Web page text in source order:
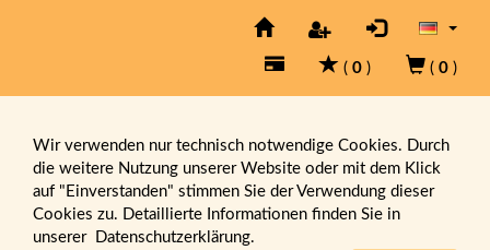
( 0 ) ( 0 )
Wir verwenden nur technisch notwendige Cookies. Durch
die weitere Nutzung unserer Website oder mit dem Klick
auf "Einverstanden" stimmen Sie der Verwendung dieser
Cookies zu. Detaillierte Informationen finden Sie in
unserer Datenschutzerklärung.